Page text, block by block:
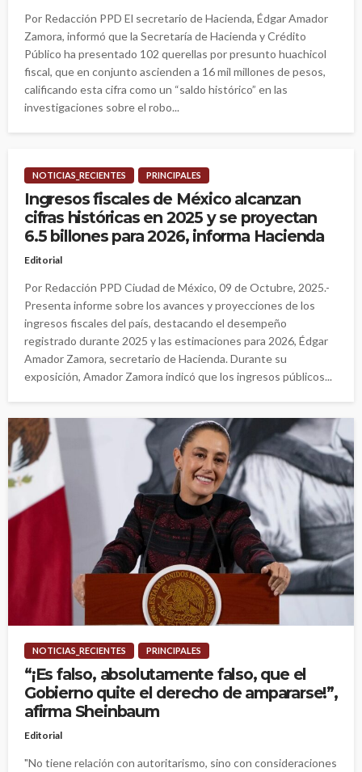
Por Redacción PPD El secretario de Hacienda, Édgar Amador
Zamora, informó que la Secretaría de Hacienda y Crédito
Público ha presentado 102 querellas por presunto huachicol
fiscal, que en conjunto ascienden a 16 mil millones de pesos,
calificando esta cifra como un “saldo histórico” en las
investigaciones sobre el robo...
NOTICIAS_RECIENTES PRINCIPALES
Ingresos fiscales de México alcanzan
cifras históricas en 2025 y se proyectan
6.5 billones para 2026, informa Hacienda
Editorial
Por Redacción PPD Ciudad de México, 09 de Octubre, 2025.-
Presenta informe sobre los avances y proyecciones de los
ingresos fiscales del país, destacando el desempeño
registrado durante 2025 y las estimaciones para 2026, Édgar
Amador Zamora, secretario de Hacienda. Durante su
exposición, Amador Zamora indicó que los ingresos públicos...
NOTICIAS_RECIENTES PRINCIPALES
“¡Es falso, absolutamente falso, que el
Gobierno quite el derecho de ampararse!”,
afirma Sheinbaum
Editorial
"No tiene relación con autoritarismo, sino con consideraciones